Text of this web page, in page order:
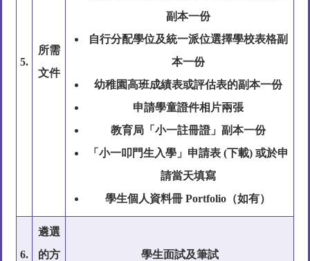
5.
所需
文件
副本一份
自行分配學位及統一派位選擇學校表格副
本一份
幼稚園高班成績表或評估表的副本一份
申請學童證件相片兩張
教育局「小一註冊證」副本一份
「小一叩門生入學」申請表 (下載) 或於申
請當天填寫
學生個人資料冊 Portfolio（如有）
6.
遴選
的方
學生面試及筆試